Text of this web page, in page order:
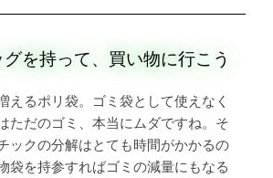
を持って、買い物に行こう
えるポリ袋。ゴミ袋として使えなく
ただのゴミ、本当にムダですね。そ
ックの分解はとても時間がかかるの
袋を持参すればゴミの減量にもなる